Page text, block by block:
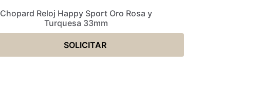
Chopard Reloj Happy Sport Oro Rosa y
Turquesa 33mm
SOLICITAR